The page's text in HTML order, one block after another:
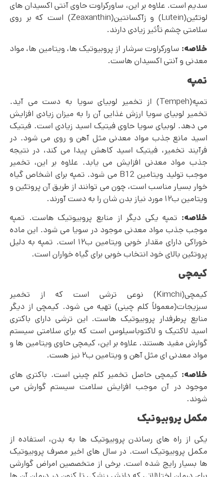
سدیم است. علاوه بر این، ساورکراوت حاوی آنتی اکسیدان های
لوتئین(Lutein) و زآکسانتین(Zeaxanthin) است که بر روی
سلامتی چشم تأثیر زیادی دارند.
خلاصه: ساورکراوت سرشار از پروبیوتیک ها، ویتامین ها، مواد
معدنی و آنتی اکسیدان هاست.
تمپه
تمپه(Tempeh) از تخمیر لوبیای سویا به دست می آید.
تخمیر لوبیای سویا ارزش غذایی آن را به میزان زیادی افزایش
می دهد. لوبیای سویا حاوی فیتیک اسید زیادی است. فیتیک
اسید مانع جذب مواد معدنی مثل آهن و روی می شود. در
فرآیند تخمیر، فیتیک اسید کاهش پیدا می کند، در نتیجه
جذب مواد معدنی افزایش می یابد. علاوه بر این، تخمیر
موجب تولید ویتامین B12 می شود. تمپه برای اشخاص گیاه
خوار بسیار مناسب است، چون می توانند از طریق آن پروتئین و
ویتامین ب۱۲ مورد نیاز بدن شان را به دست آورند.
خلاصه: تمپه یکی دیگر از منابع پروبیوتیک هاست. تمپه
موجب جذب مواد معدنی موجود در سویا می شود. این ماده
خوراکی دارای مقدار خوبی ویتامین ب۱۲ است. تمپه به دلیل
پروتئین بالای خود انتخاب خوبی برای گیاه خواران است.
کیمچی
کیمچی(Kimchi) نوعی ترشی است که از تخمیر
سبزیجات(معمولاً کلم چینی) تهیه می شود. کیمچی از دیگر
منابع پرطرفدار پروبیوتیک هاست. این ترشی دارای باکتری
اسید لاکتیک و لاکتوباسیلوس است که برای سلامتی سیستم
گوارش مفید هستند. علاوه بر این، کیمچی حاوی ویتامین ها و
مواد معدنی ای مثل آهن و ویتامین ب۲ نیز هست.
خلاصه: کیمچی حاصل تخمیر کلم چینی است. باکتری های
موجود در آن موجب افزایش سلامت سیستم گوارش می
شوند.
مکمل پروبیوتیک
یکی از راه های رساندن پروبیوتیک ها به بدن، استفاده از
مکمل پروبیوتیک است. در سال های اخیر مصرف پروبیوتیک
ها بسیار رایج شده است. برخی از متخصصین امراض گوارشی